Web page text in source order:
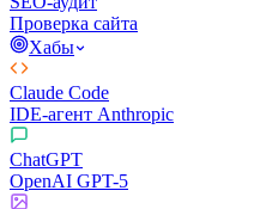
Проверка сайта
Хабы
Claude Code
IDE-агент Anthropic
ChatGPT
OpenAI GPT-5